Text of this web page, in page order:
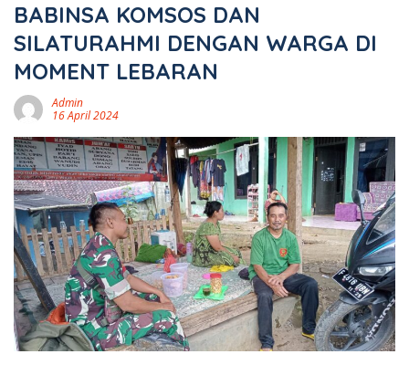
BABINSA KOMSOS DAN
SILATURAHMI DENGAN WARGA DI
MOMENT LEBARAN
Admin
16 April 2024